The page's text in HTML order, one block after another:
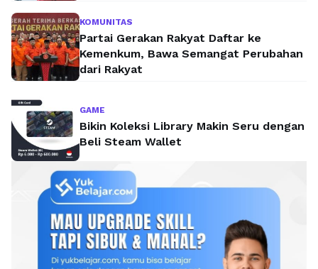
KOMUNITAS
Partai Gerakan Rakyat Daftar ke
Kemenkum, Bawa Semangat Perubahan
dari Rakyat
GAME
Bikin Koleksi Library Makin Seru dengan
Beli Steam Wallet